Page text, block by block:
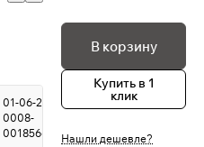
01-06-2-
0008-
0018566
В корзину
Купить в 1
клик
Нашли дешевле?